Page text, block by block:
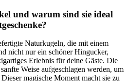
und warum sind sie ideal
Naturkugeln, die mit einem
nicht nur ein schöner Hingucker,
Erlebnis für deine Gäste. Die
Weise aufgeschlagen werden, um
magische Moment macht sie zu